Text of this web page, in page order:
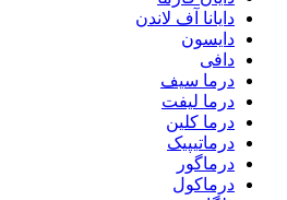
دایانا آف لاندن
دایسون
دافی
درما سیف
درما لیفت
درما کلین
درماتیپیک
درماگور
درماکول